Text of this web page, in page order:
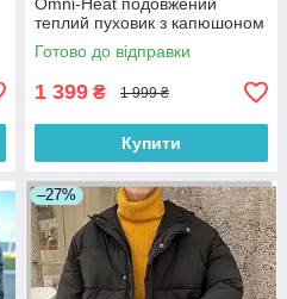
теплий пуховик з капюшоном
Туреччина. Живе фото.
Чоловічий куртка - пальто
Готово до відправки
1 399 ₴ 1 999 ₴
Купити
–27%